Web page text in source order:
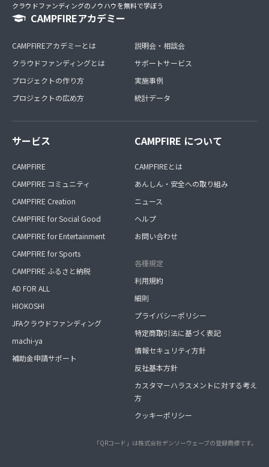
クラウドファンディングのノウハウを無料で学ぼう
CAMPFIREアカデミー
CAMPFIREアカデミーとは
クラウドファンディングとは
プロジェクトの作り方
プロジェクトの広め方
説明会・相談会
サポートサービス
実施事例
統計データ
サービス
CAMPFIRE
CAMPFIRE コミュニティ
CAMPFIRE Creation
CAMPFIRE for Social Good
CAMPFIRE for Entertainment
CAMPFIRE for Sports
CAMPFIRE ふるさと納税
AD FOR ALL
HIOKOSHI
JFAクラウドファンディング
machi-ya
補助金申請サポート
CAMPFIRE について
CAMPFIREとは
あんしん・安全への取り組み
ニュース
ヘルプ
お問い合わせ
各種規定
利用規約
細則
プライバシーポリシー
特定商取引法に基づく表記
情報セキュリティ方針
反社基本方針
カスタマーハラスメントに対する考え
方
クッキーポリシー
「QRコード」は株式会社デンソーウェーブの登録商標です。